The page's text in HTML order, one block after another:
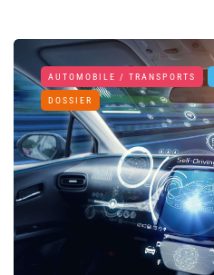
AUTOMOBILE / TRANSPORTS
DOSSIER